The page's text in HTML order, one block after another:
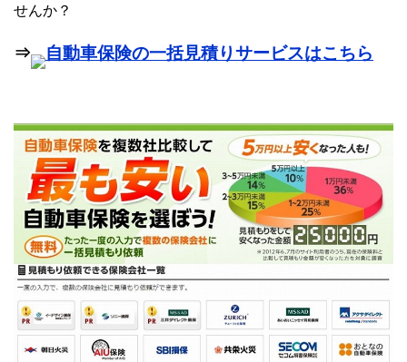
せんか？
⇒ 自動車保険の一括見積りサービスはこちら